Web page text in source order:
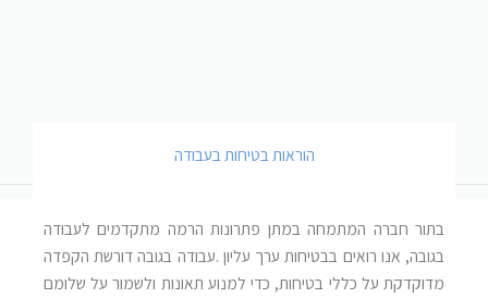
הוראות בטיחות בעבודה
בתור חברה המתמחה במתן פתרונות הרמה מתקדמים לעבודה
בגובה, אנו רואים בבטיחות ערך עליון .עבודה בגובה דורשת הקפדה
מדוקדקת על כללי בטיחות, כדי למנוע תאונות ולשמור על שלומם